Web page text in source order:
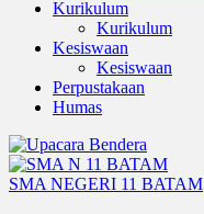
Kurikulum
Kurikulum
Kesiswaan
Kesiswaan
Perpustakaan
Humas
SMA NEGERI 11 BATAM